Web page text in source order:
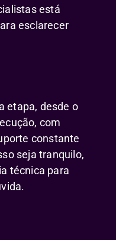
está
esclarecer
etapa, desde o
com
constante
seja tranquilo,
técnica para